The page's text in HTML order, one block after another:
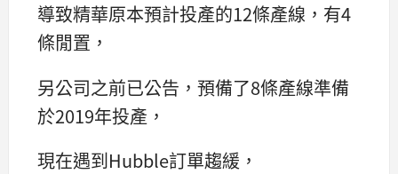
導致精華原本預計投產的12條產線，有4
條閒置，
另公司之前已公告，預備了8條產線準備
於2019年投產，
現在遇到Hubble訂單趨緩，